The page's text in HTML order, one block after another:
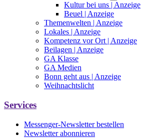
Kultur bei uns | Anzeige
Beuel | Anzeige
Themenwelten | Anzeige
Lokales | Anzeige
Kompetenz vor Ort| Anzeige
Beilagen | Anzeige
GA Klasse
GA Medien
Bonn geht aus | Anzeige
Weihnachtslicht
Services
Messenger-Newsletter bestellen
Newsletter abonnieren